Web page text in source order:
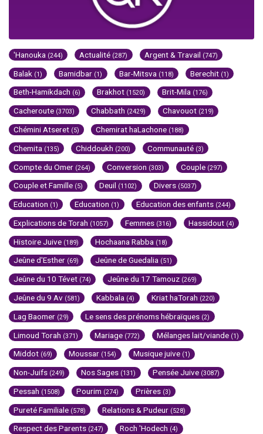
'Hanouka (244) Actualité (287) Argent & Travail (747)
Balak (1) Bamidbar (1) Bar-Mitsva (118) Berechit (1)
Beth-Hamikdach (6) Brakhot (1520) Brit-Mila (176)
Cacheroute (3703) Chabbath (2429) Chavouot (219)
Chémini Atseret (5) Chemirat haLachone (188)
Chemita (135) Chiddoukh (200) Communauté (3)
Compte du Omer (264) Conversion (303) Couple (297)
Couple et Famille (5) Deuil (1102) Divers (5037)
Education (1) Education (1) Education des enfants (244)
Explications de Torah (1057) Femmes (316) Hassidout (4)
Histoire Juive (189) Hochaana Rabba (18)
Jeûne d'Esther (69) Jeûne de Guedalia (51)
Jeûne du 10 Tévet (74) Jeûne du 17 Tamouz (269)
Jeûne du 9 Av (581) Kabbala (4) Kriat haTorah (220)
Lag Baomer (29) Le sens des prénoms hébraïques (2)
Limoud Torah (371) Mariage (772) Mélanges lait/viande (1)
Middot (69) Moussar (154) Musique juive (1)
Non-Juifs (249) Nos Sages (131) Pensée Juive (3087)
Pessah (1508) Pourim (274) Prières (3)
Pureté Familiale (578) Relations & Pudeur (528)
Respect des Parents (247) Roch 'Hodech (4)